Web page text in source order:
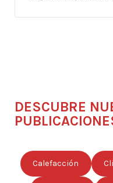
DESCUBRE
Calefacción